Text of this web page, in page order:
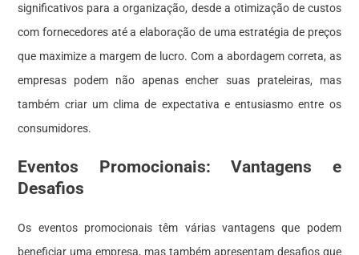
significativos para a organização, desde a otimização de custos
com fornecedores até a elaboração de uma estratégia de preços
que maximize a margem de lucro. Com a abordagem correta, as
empresas podem não apenas encher suas prateleiras, mas
também criar um clima de expectativa e entusiasmo entre os
consumidores.
Eventos Promocionais: Vantagens e
Desafios
Os eventos promocionais têm várias vantagens que podem
beneficiar uma empresa, mas também apresentam desafios que